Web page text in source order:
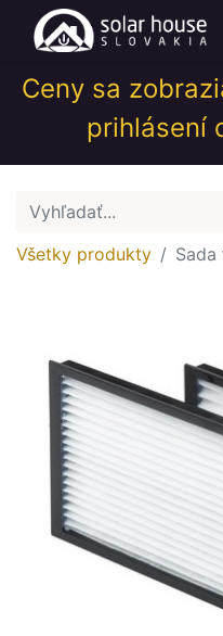
Ceny sa
prihlásení
Všetky produkty